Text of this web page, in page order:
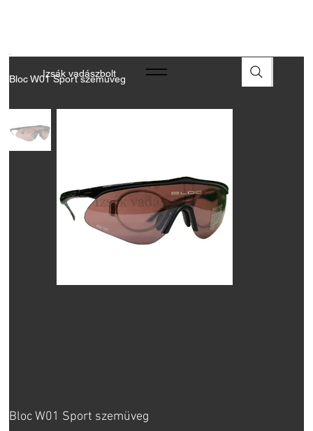
Izsák vadászbolt
Bloc W01 Sport szemüveg
Bloc W01 Sport szemüveg